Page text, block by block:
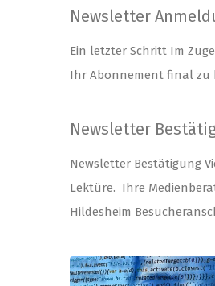
Newsletter
Ein letzter Schritt Im
Ihr Abonnement final zu
Newsletter
Newsletter Bestätigung
Lektüre. Ihre
Hildesheim